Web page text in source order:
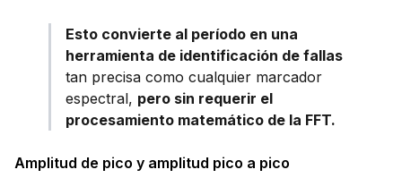
Esto convierte al período en una
herramienta de identificación de fallas
tan precisa como cualquier marcador
espectral, pero sin requerir el
procesamiento matemático de la FFT.
Amplitud de pico y amplitud pico a pico